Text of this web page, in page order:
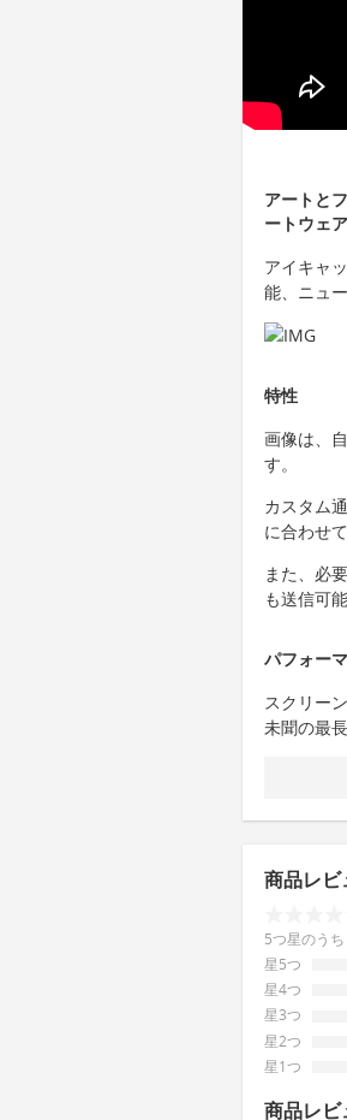
アートと
ートウェ
アイキャ
能、ニュ
特性
画像は、
す。
カスタム
に合わせ
また、必
も送信可能
パフォー
スクリー
未聞の最
商品レビ
5つ星のう
星5つ
星4つ
星3つ
星2つ
星1つ
商品レビ